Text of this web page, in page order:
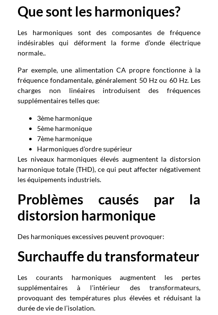
Que sont les harmoniques?
Les harmoniques sont des composantes de fréquence
indésirables qui déforment la forme d'onde électrique
normale..
Par exemple, une alimentation CA propre fonctionne à la
fréquence fondamentale, généralement 50 Hz ou 60 Hz. Les
charges non linéaires introduisent des fréquences
supplémentaires telles que:
3ème harmonique
5ème harmonique
7ème harmonique
Harmoniques d'ordre supérieur
Les niveaux harmoniques élevés augmentent la distorsion
harmonique totale (THD), ce qui peut affecter négativement
les équipements industriels.
Problèmes causés par la
distorsion harmonique
Des harmoniques excessives peuvent provoquer:
Surchauffe du transformateur
Les courants harmoniques augmentent les pertes
supplémentaires à l'intérieur des transformateurs,
provoquant des températures plus élevées et réduisant la
durée de vie de l’isolation.